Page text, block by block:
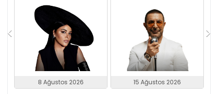
8 Ağustos 2026 15 Ağustos 2026